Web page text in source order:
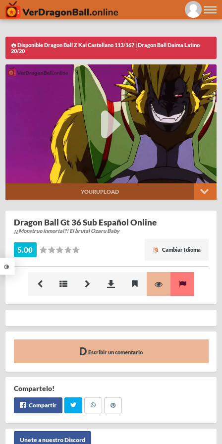
Disponible Dragon Ball Z Kai Castellano 113/167 | Dragon Ball Daima Latino
20/20
YOURUPLOAD
Dragon Ball Gt 36 Sub Español Online
¡¿Monstruo inmortal?! El brutal Ozaru Baby
5.00 Cambiar Idioma
Escribir un comentario
Compartelo!
Compartir
Unete a nuestro Discord